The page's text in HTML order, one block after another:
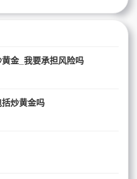
金_我要承担风险吗
炒黄金吗